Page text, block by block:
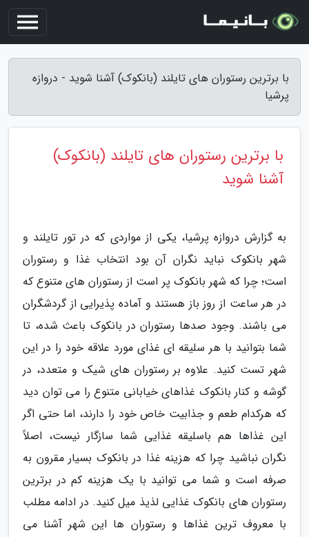
با برترین رستوران های تایلند (بانکوک) آشنا شوید - دروازه
پرشیا
با برترین رستوران های تایلند (بانکوک)
آشنا شوید
به گزارش دروازه پرشیا، یکی از مواردی که در تور تایلند و
شهر بانکوک نباید نگران آن بود انتخاب غذا و رستوران
است؛ چرا که شهر بانکوک پر است از رستوران های متنوع که
در هر ساعت از روز باز هستند و آماده پذیرایی از گردشگران
می باشند. وجود صدها رستوران در بانکوک باعث شده، تا
شما بتوانید با هر سلیقه ای غذای مورد علاقه خود را در این
شهر تست کنید. علاوه بر رستوران های شیک و متعدد، در
گوشه و کنار بانکوک غذاهای خیابانی متنوع را می توان دید
که هرکدام طعم و جذابیت خاص خود را دارند، اما حتی اگر
این غذاها هم باسلیقه غذایی شما سازگار نیست، اصلاً
نگران نباشید چرا که هزینه غذا در بانکوک بسیار مقرون به
صرفه است و شما می توانید با یک هزینه کم در برترین
رستوران های بانکوک غذایی لذیذ میل کنید. در ادامه مطلب
با معروف ترین غذاها و رستوران ها این شهر آشنا می